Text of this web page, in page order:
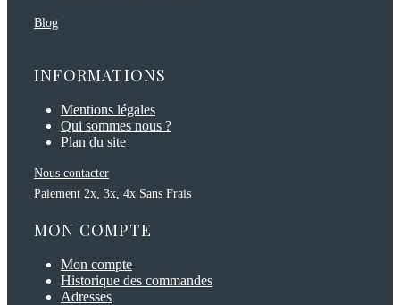
Blog
INFORMATIONS
Mentions légales
Qui sommes nous ?
Plan du site
Nous contacter
Paiement 2x, 3x, 4x Sans Frais
MON COMPTE
Mon compte
Historique des commandes
Adresses